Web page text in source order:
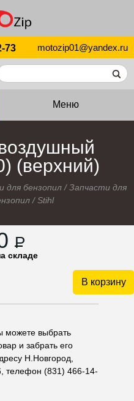
73 motozip01@yandex.ru
Меню
(верхний)
для бензопил /Запчасти для
/Stihl
P
складе
В корзину
можете выбрать
и забрать его
Н.Новгород,
телефон (831) 466-14-